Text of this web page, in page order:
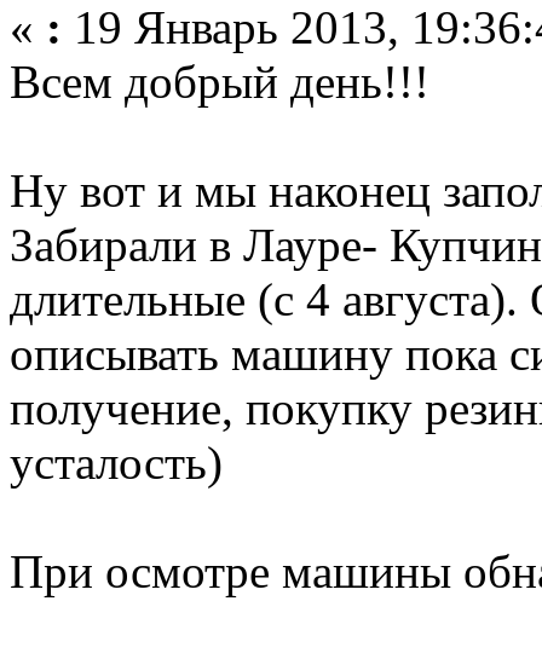
« : 19 Январь 2013,
Всем добрый день!!!
Ну вот и мы наконец
Забирали в Лауре-
длительные (с 4
описывать машину пока
получение, покупку
усталость)
При осмотре машины